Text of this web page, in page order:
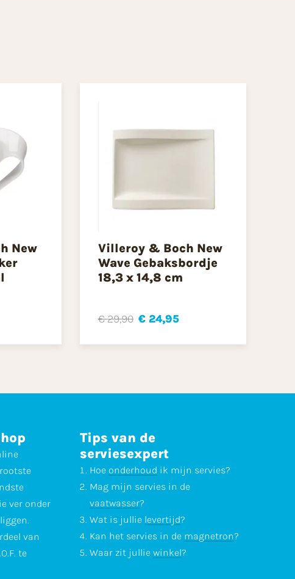
New
Villeroy & Boch New
Wave Gebaksbordje
18,3 x 14,8 cm
€ 29,90 € 24,95
ver onder
van
te
Tips van de
serviesexpert
Hoe onderhoud ik mijn servies?
Mag mijn servies in de
vaatwasser?
Wat is jullie levertijd?
Kan het servies in de magnetron?
Waar zit jullie winkel?